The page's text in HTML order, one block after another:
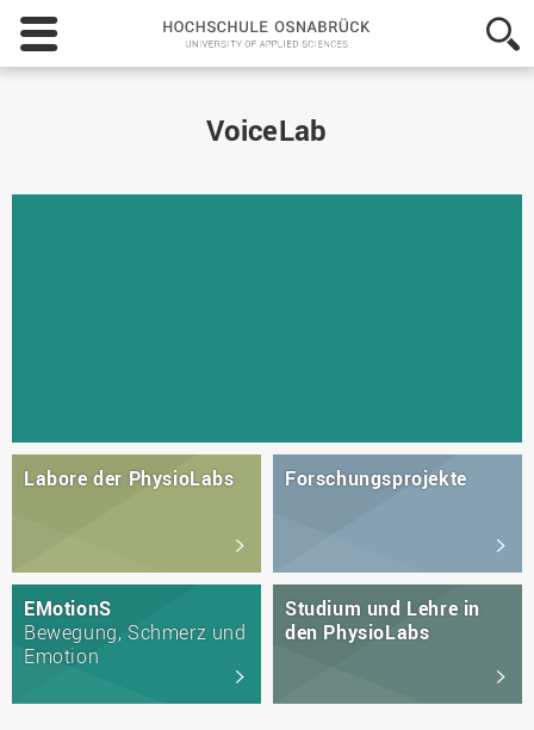
Hochschule
Osnabrück
-
VoiceLab
Labore der PhysioLabs Forschungsprojekte
EMotionS
Bewegung, Schmerz und
Emotion
Studium und Lehre in
den PhysioLabs